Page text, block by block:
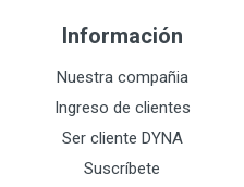
Información
Nuestra compañia
Ingreso de clientes
Ser cliente DYNA
Suscríbete